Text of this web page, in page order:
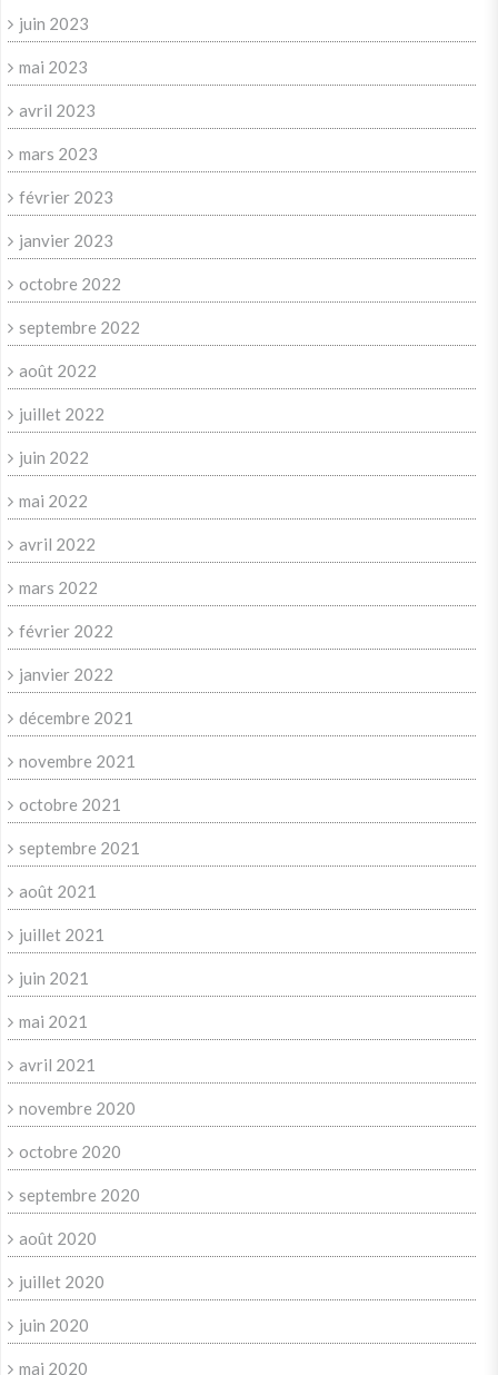
juin 2023
mai 2023
avril 2023
mars 2023
février 2023
janvier 2023
octobre 2022
septembre 2022
août 2022
juillet 2022
juin 2022
mai 2022
avril 2022
mars 2022
février 2022
janvier 2022
décembre 2021
novembre 2021
octobre 2021
septembre 2021
août 2021
juillet 2021
juin 2021
mai 2021
avril 2021
novembre 2020
octobre 2020
septembre 2020
août 2020
juillet 2020
juin 2020
mai 2020